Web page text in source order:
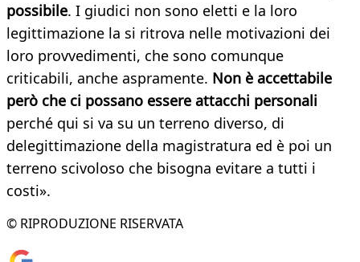
possibile. I giudici non sono eletti e la loro
legittimazione la si ritrova nelle motivazioni dei
loro provvedimenti, che sono comunque
criticabili, anche aspramente. Non è accettabile
però che ci possano essere attacchi personali
perché qui si va su un terreno diverso, di
delegittimazione della magistratura ed è poi un
terreno scivoloso che bisogna evitare a tutti i
costi».
© RIPRODUZIONE RISERVATA